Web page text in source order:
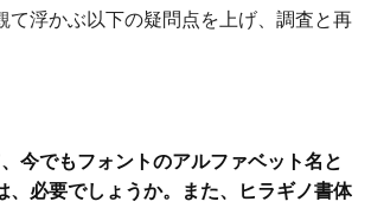
て浮かぶ以下の疑問点を上げ、調査と再
今でもフォントのアルファベット名と
、必要でしょうか。また、ヒラギノ書体